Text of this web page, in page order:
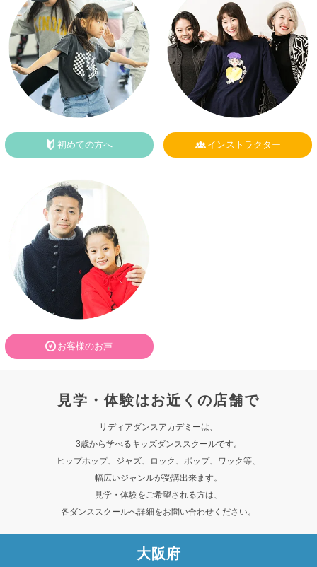
初めての方へ インストラクター
お客様のお声
見学・体験はお近くの店舗で
リディアダンスアカデミーは、
3歳から学べるキッズダンススクールです。
ヒップホップ、ジャズ、ロック、ポップ、ワック等、
幅広いジャンルが受講出来ます。
見学・体験をご希望される方は、
各ダンススクールへ詳細をお問い合わせください。
大阪府